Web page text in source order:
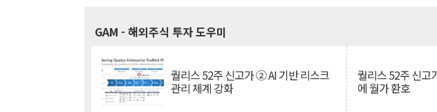
GAM - 해외주식 투자 도우미
퀄리스 52주 신고가 ② AI 기반 리스크
관리 체계 강화
퀄리스 52주 신
에 월가 환호